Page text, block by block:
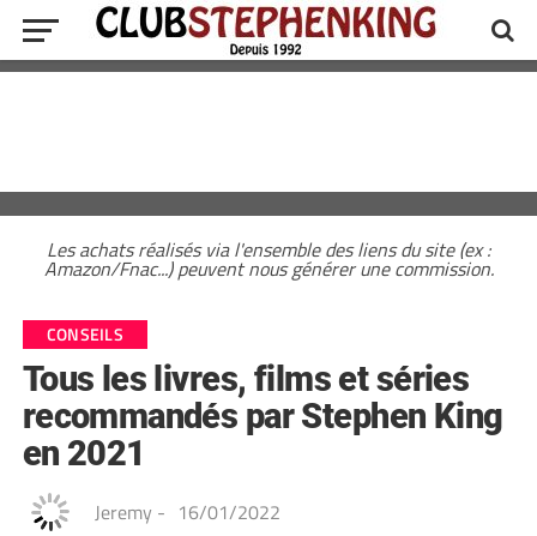
Les achats réalisés via l'ensemble des liens du site (ex :
Amazon/Fnac...) peuvent nous générer une commission.
CONSEILS
Tous les livres, films et séries
recommandés par Stephen King
en 2021
Jeremy - 16/01/2022